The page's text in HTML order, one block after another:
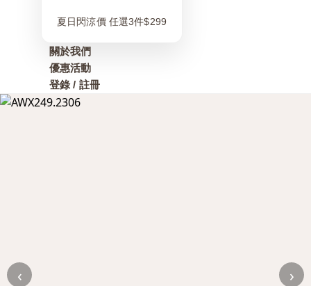
夏日閃涼價 任選3件$299
關於我們
優惠活動
登錄 / 註冊
‹ ›